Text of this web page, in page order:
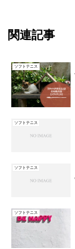
関連記事
ソフトテニス
ソフトテニス
ソフトテニス
ソフトテニス